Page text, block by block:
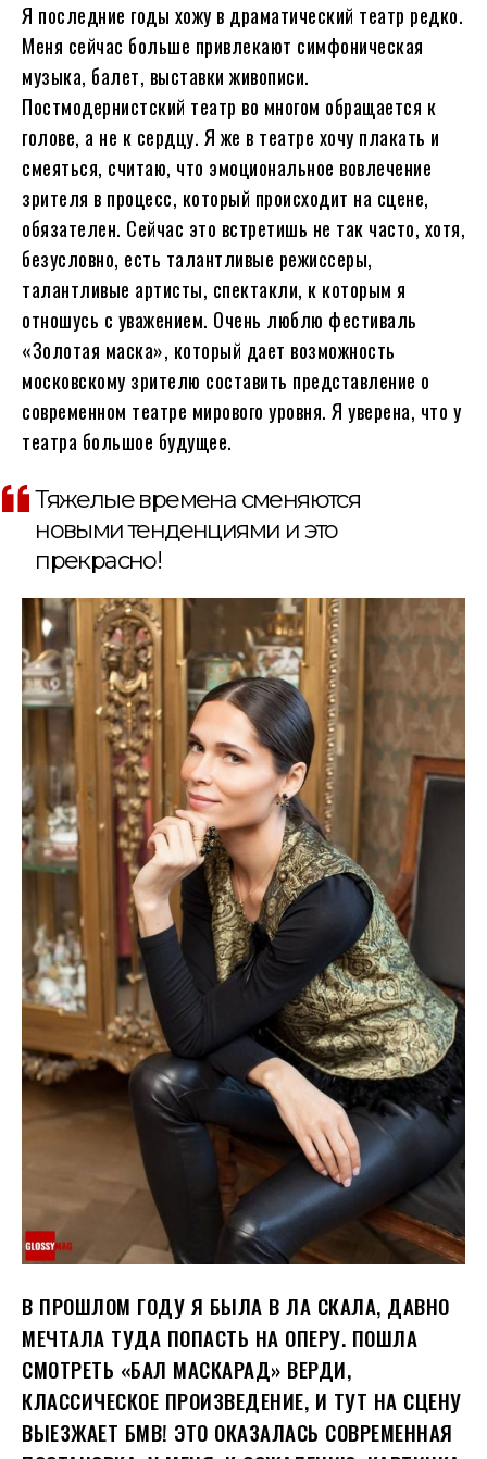
Я последние годы хожу в драматический театр редко.
Меня сейчас больше привлекают симфоническая
музыка, балет, выставки живописи.
Постмодернистский театр во многом обращается к
голове, а не к сердцу. Я же в театре хочу плакать и
смеяться, считаю, что эмоциональное вовлечение
зрителя в процесс, который происходит на сцене,
обязателен. Сейчас это встретишь не так часто, хотя,
безусловно, есть талантливые режиссеры,
талантливые артисты, спектакли, к которым я
отношусь с уважением. Очень люблю фестиваль
«Золотая маска», который дает возможность
московскому зрителю составить представление о
современном театре мирового уровня. Я уверена, что у
театра большое будущее.
Тяжелые времена сменяются
новыми тенденциями и это
прекрасно!
В ПРОШЛОМ ГОДУ Я БЫЛА В ЛА СКАЛА, ДАВНО
МЕЧТАЛА ТУДА ПОПАСТЬ НА ОПЕРУ. ПОШЛА
СМОТРЕТЬ «БАЛ МАСКАРАД» ВЕРДИ,
КЛАССИЧЕСКОЕ ПРОИЗВЕДЕНИЕ, И ТУТ НА СЦЕНУ
ВЫЕЗЖАЕТ БМВ! ЭТО ОКАЗАЛАСЬ СОВРЕМЕННАЯ